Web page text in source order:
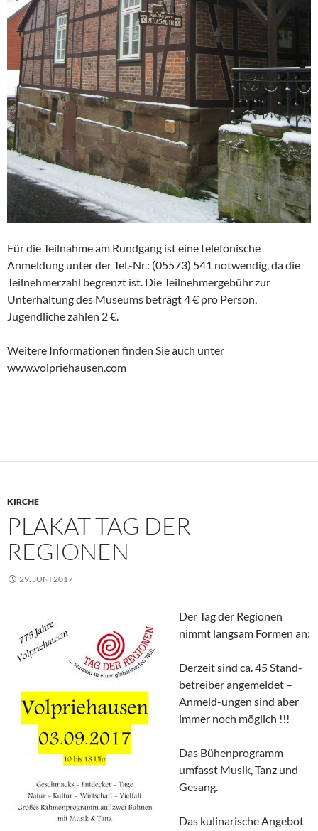
Für die Teilnahme am Rundgang ist eine telefonische
Anmeldung unter der Tel.-Nr.: (05573) 541 notwendig, da die
Teilnehmerzahl begrenzt ist. Die Teilnehmergebühr zur
Unterhaltung des Museums beträgt 4 € pro Person,
Jugendliche zahlen 2 €.
Weitere Informationen finden Sie auch unter
www.volpriehausen.com
KIRCHE
PLAKAT TAG DER
REGIONEN
29. JUNI 2017
Der Tag der Regionen
nimmt langsam Formen an:
Derzeit sind ca. 45 Stand-
betreiber angemeldet –
Anmeld-ungen sind aber
immer noch möglich !!!
Das Bühenprogramm
umfasst Musik, Tanz und
Gesang.
Das kulinarische Angebot